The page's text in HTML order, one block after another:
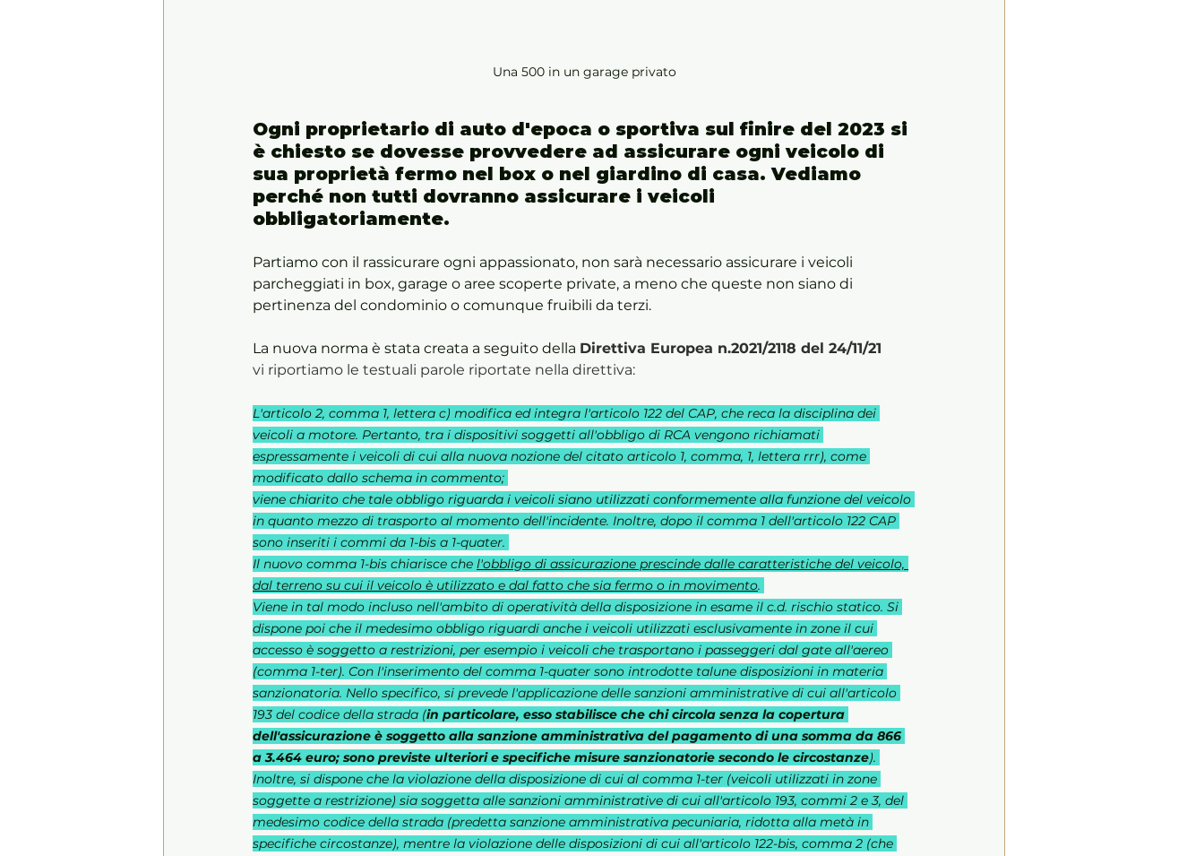
Una 500 in un garage privato
Ogni proprietario di auto d'epoca o sportiva sul finire del 2023 si
è chiesto se dovesse provvedere ad assicurare ogni veicolo di
sua proprietà fermo nel box o nel giardino di casa. Vediamo
perché non tutti dovranno assicurare i veicoli
obbligatoriamente.
Partiamo con il rassicurare ogni appassionato, non sarà necessario assicurare i veicoli
parcheggiati in box, garage o aree scoperte private, a meno che queste non siano di
pertinenza del condominio o comunque fruibili da terzi.
La nuova norma è stata creata a seguito della Direttiva Europea n.2021/2118 del 24/11/21
vi riportiamo le testuali parole riportate nella direttiva:
L'articolo 2, comma 1, lettera c) modifica ed integra l'articolo 122 del CAP, che reca la disciplina dei
veicoli a motore. Pertanto, tra i dispositivi soggetti all'obbligo di RCA vengono richiamati
espressamente i veicoli di cui alla nuova nozione del citato articolo 1, comma, 1, lettera rrr), come
modificato dallo schema in commento;
viene chiarito che tale obbligo riguarda i veicoli siano utilizzati conformemente alla funzione del veicolo
in quanto mezzo di trasporto al momento dell'incidente. Inoltre, dopo il comma 1 dell'articolo 122 CAP
sono inseriti i commi da 1-bis a 1-quater.
Il nuovo comma 1-bis chiarisce che l'obbligo di assicurazione prescinde dalle caratteristiche del veicolo,
dal terreno su cui il veicolo è utilizzato e dal fatto che sia fermo o in movimento.
Viene in tal modo incluso nell'ambito di operatività della disposizione in esame il c.d. rischio statico. Si
dispone poi che il medesimo obbligo riguardi anche i veicoli utilizzati esclusivamente in zone il cui
accesso è soggetto a restrizioni, per esempio i veicoli che trasportano i passeggeri dal gate all'aereo
(comma 1-ter). Con l'inserimento del comma 1-quater sono introdotte talune disposizioni in materia
sanzionatoria. Nello specifico, si prevede l'applicazione delle sanzioni amministrative di cui all'articolo
193 del codice della strada (in particolare, esso stabilisce che chi circola senza la copertura
dell'assicurazione è soggetto alla sanzione amministrativa del pagamento di una somma da 866
a 3.464 euro; sono previste ulteriori e specifiche misure sanzionatorie secondo le circostanze).
Inoltre, si dispone che la violazione della disposizione di cui al comma 1-ter (veicoli utilizzati in zone
soggette a restrizione) sia soggetta alle sanzioni amministrative di cui all'articolo 193, commi 2 e 3, del
medesimo codice della strada (predetta sanzione amministrativa pecuniaria, ridotta alla metà in
specifiche circostanze), mentre la violazione delle disposizioni di cui all'articolo 122-bis, comma 2 (che